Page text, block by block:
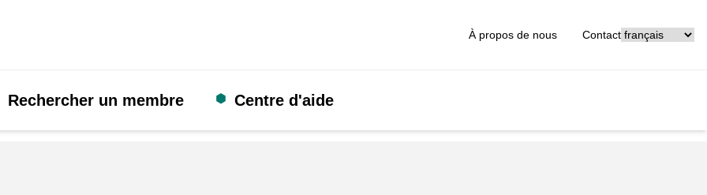
À propos de nous Contact
Rechercher un membre Centre d'aide